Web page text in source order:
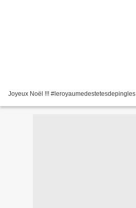
Joyeux Noël !!! #leroyaumedestetesdepingles